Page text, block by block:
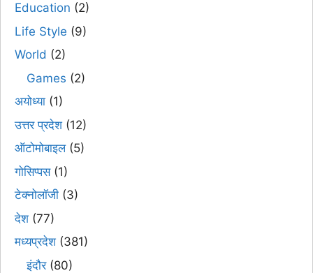
Education (2)
Life Style (9)
World (2)
Games (2)
अयोध्या (1)
उत्तर प्रदेश(12)
ऑटोमोबाइल(5)
गोसिप्पस(1)
टेक्नोलॉजी (3)
देश(77)
मध्यप्रदेश(381)
इंदौर(80)